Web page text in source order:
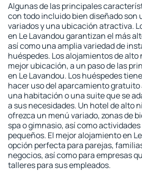
Algunas de las principales
con todo incluido bien diseñado son
variados y una ubicación atractiva.
en Le Lavandou garantizan el más
así como una amplia variedad de
huéspedes. Los alojamientos de alto
mejor ubicación, a un paso de las
en Le Lavandou. Los huéspedes
hacer uso del aparcamiento gratuito
una habitación o una suite que se
a sus necesidades. Un hotel de alto
ofrezca un menú variado, zonas de
spa o gimnasio, así como
pequeños. El mejor alojamiento en
opción perfecta para parejas,
negocios, así como para empresas
talleres para sus empleados.